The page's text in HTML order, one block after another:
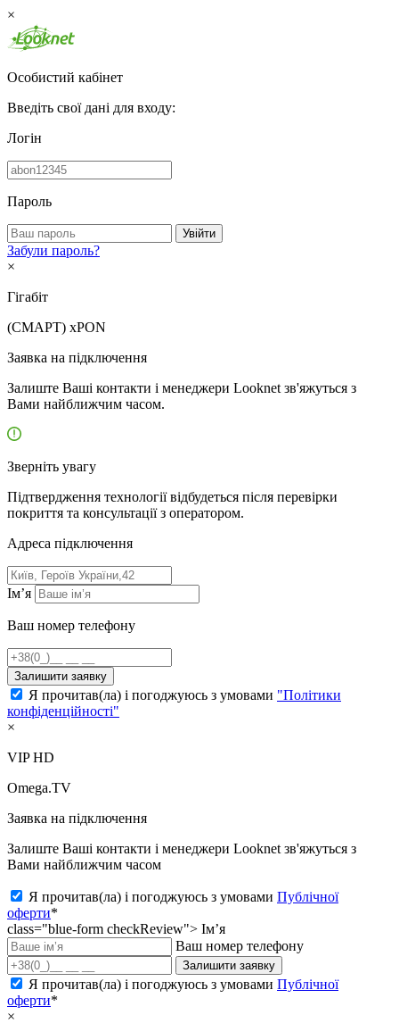
×
Особистий кабінет
Введіть свої дані для входу:
Логін
Пароль
Увійти
Забули пароль?
×
Гігабіт
(СМАРТ) xPON
Заявка на підключення
Залиште Ваші контакти і менеджери Looknet зв'яжуться з
Вами найближчим часом.
Зверніть увагу
Підтвердження технології відбудеться після перевірки
покриття та консультації з оператором.
Адресa підключення
Ім’я
Ваш номер телефону
Залишити заявку
Я прочитав(ла) і погоджуюсь з умовами "Політики
конфіденційності"
×
VIP HD
Omega.TV
Заявка на підключення
Залиште Ваші контакти і менеджери Looknet зв'яжуться з
Вами найближчим часом
Я прочитав(ла) і погоджуюсь з умовами Публічної
оферти*
class="blue-form checkReview"> Ім’я
Ваш номер телефону
Залишити заявку
Я прочитав(ла) і погоджуюсь з умовами Публічної
оферти*
×